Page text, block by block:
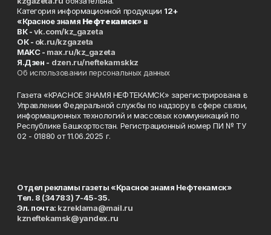
Категория информационной продукции 12+
«Красное знамя Нефтекамск» в
ВК -vk.com/kz_gazeta
ОК - ok.ru/kzgazeta
MAKC - max.ru/kz_gazeta
Я.Дзен - dzen.ru/neftekamskkz
Об использовании персональных данных
Газета «КРАСНОЕ ЗНАМЯ НЕФТЕКАМСК» зарегистрирована в
Управлении Федеральной службы по надзору в сфере связи,
информационных технологий и массовых коммуникаций по
Республике Башкортостан. Регистрационный номер ПИ № ТУ
02 - 01880 от 11.06.2025 г.
Отдел рекламы газеты «Красное знамя Нефтекамск»
Тел. 8 (34783) 7-45-35.
Эл. почта: kzreklama@mail.ru
kzneftekamsk@yandex.ru